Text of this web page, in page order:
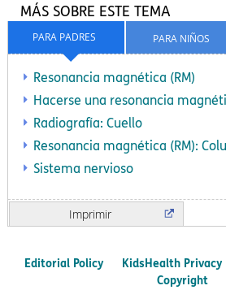
PARA NIÑOS
PARA PADRES
MÁS SOBRE ESTE TEMA
Resonancia magnética (RM)
Hacerse una resonancia
Radiografía: Cuello
Resonancia magnética (RM):
Sistema nervioso
Imprimir
Editorial Policy
KidsHealth Privacy
Copyright